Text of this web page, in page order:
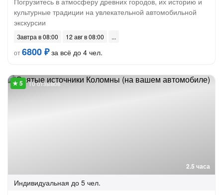
культурные традиции на увлекательной автомобильной
экскурсии
Завтра в 08:00
12 авг в 08:00
от6800 ₽за всё до 4 чел.
2.5 часа
10 отзывов
Индивидуальная до 5 чел.